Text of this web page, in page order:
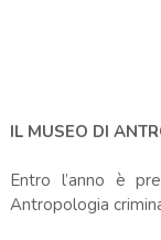
IL MUSEO DI
Entro l’anno è
Antropologia